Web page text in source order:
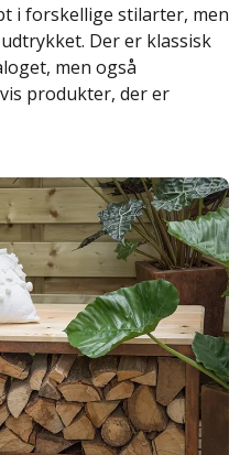
i forskellige stilarter, men
Der er klassisk
men også
produkter, der er